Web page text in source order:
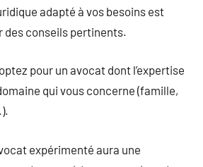
adapté à vos besoins est
des conseils pertinents.
pour un avocat dont l’expertise
qui vous concerne (famille,
expérimenté aura une